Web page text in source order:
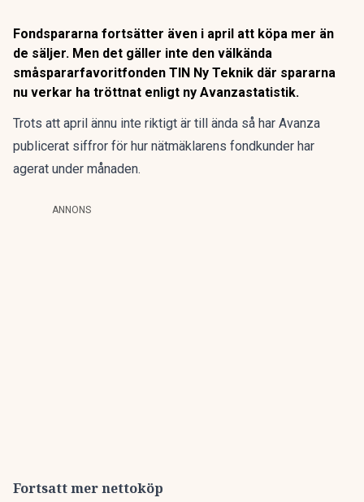
Fondspararna fortsätter även i april att köpa mer än
de säljer. Men det gäller inte den välkända
småspararfavoritfonden TIN Ny Teknik där spararna
nu verkar ha tröttnat enligt ny Avanzastatistik.
Trots att april ännu inte riktigt är till ända så har Avanza
publicerat siffror för hur nätmäklarens fondkunder har
agerat under månaden.
ANNONS
Fortsatt mer nettoköp